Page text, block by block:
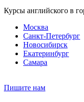
Курсы английского в
Москва
Санкт-Петербург
Новосибирск
Екатеринбург
Самара
Пишите нам